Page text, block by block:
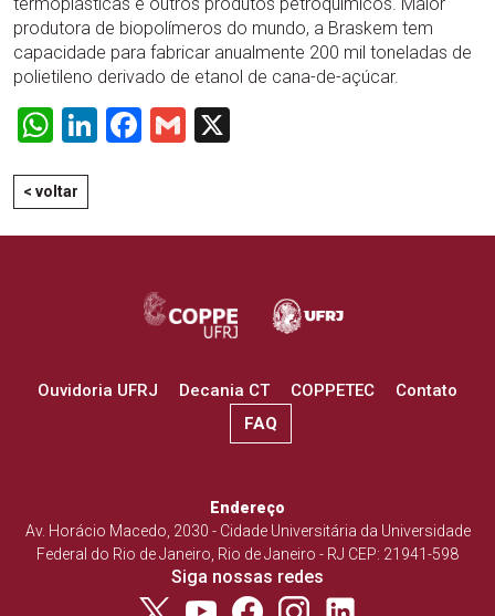
produtora de biopolímeros do mundo, a Braskem tem
capacidade para fabricar anualmente 200 mil toneladas de
polietileno derivado de etanol de cana-de-açúcar.
WhatsApp
LinkedIn
Facebook
Gmail
< voltar
Ouvidoria UFRJ Decania CT COPPETEC
Contato
FAQ
Endereço
Av. Horácio Macedo, 2030 - Cidade Universitária da Universidade
Federal do Rio de Janeiro, Rio de Janeiro - RJ CEP: 21941-598
Siga nossas redes